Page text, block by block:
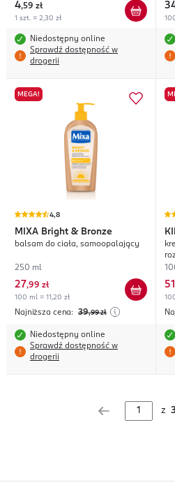
4,59 zł
1 szt. = 2,30 zł
Niedostępny online
Sprawdź dostępność w
drogerii
MEGA!
4,8
MIXA Bright & Bronze
balsam do ciała, samoopalający
250 ml
27,99 zł
100 ml = 11,20 zł
Najniższa cena: 39,99 zł
Niedostępny online
Sprawdź dostępność w
drogerii
51
z